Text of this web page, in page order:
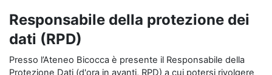
Responsabile della protezione dei
dati (RPD)
Presso l’Ateneo Bicocca è presente il Responsabile della
Protezione Dati (d'ora in avanti, RPD) a cui potersi rivolgere